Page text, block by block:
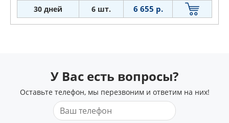
30 дней 6 шт. 6 655 р.
У Вас есть вопросы?
Оставьте телефон, мы перезвоним и ответим на них!